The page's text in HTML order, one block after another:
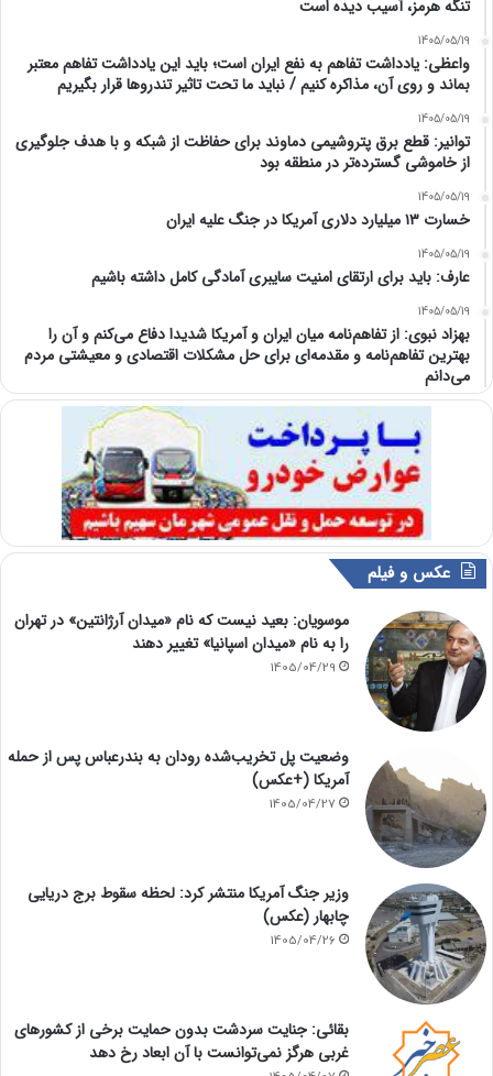
تنگه هرمز، آسیب دیده است
1405/05/19
واعظی: یادداشت تفاهم به نفع ایران است؛ باید این یادداشت تفاهم معتبر
بماند و روی آن، مذاکره کنیم / نباید ما تحت تاثیر تندروها قرار بگیریم
1405/05/19
توانیر: قطع برق پتروشیمی دماوند برای حفاظت از شبکه و با هدف جلوگیری
از خاموشی گسترده‌تر در منطقه بود
1405/05/19
خسارت ۱۳ میلیارد دلاری آمریکا در جنگ علیه ایران
1405/05/19
عارف: باید برای ارتقای امنیت سایبری آمادگی کامل داشته باشیم
1405/05/19
بهزاد نبوی: از تفاهم‌نامه میان ایران و آمریکا شدیدا دفاع می‌کنم و آن را
بهترین تفاهم‌نامه و مقدمه‌ای برای حل مشکلات اقتصادی و معیشتی مردم
می‌دانم
عکس و فیلم
موسویان: بعید نیست که نام «میدان آرژانتین» در تهران
را به نام «میدان اسپانیا» تغییر دهند
1405/04/29
وضعیت پل تخریب‌شده رودان به بندرعباس پس از حمله
آمریکا (+عکس)
1405/04/27
وزیر جنگ آمریکا منتشر کرد: لحظه سقوط برج دریایی
چابهار (عکس)
1405/04/26
بقائی: جنایت سردشت بدون حمایت برخی از کشورهای
غربی هرگز نمی‌توانست با آن ابعاد رخ دهد